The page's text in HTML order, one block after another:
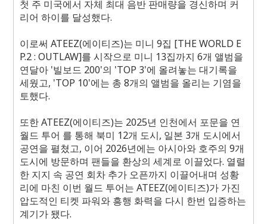
첫 주 미국에서 자체 최대 음반 판매량을 경신하며 커
리어 하이를 달성했다.
이로써 ATEEZ(에이티즈)는 미니 9집 [THE WORLD E
P.2 : OUTLAW]를 시작으로 미니 13집까지 6개 앨범을
연달아'빌보드 200'의 'TOP 3'에 올려놓는 대기록을
세웠고, 'TOP 10'에는 총 8개의 앨범을 올리는 기염을
토했다.
또한ATEEZ(에이티즈)는 2025년 인천에서 포문을 연
월드 투어 를 통해 북미 12개 도시, 일본 3개 도시에서
공연을 펼쳤고, 이어 2026년에는 아시아와 호주의 9개
도시에 방문하며 팬들을 환상의 세계로 이끌었다. 열렬
한 지지 속 공연 회차 추가 오픈까지 이끌어내며 성황
리에 마친 이번 월드 투어는 ATEEZ(에이티즈)가 가진
압도적인 티켓 파워와 흥행 화력을 다시 한번 입증하는
계기가 됐다.